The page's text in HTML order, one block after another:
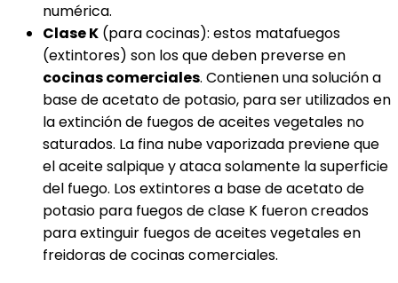
numérica.
Clase K (para cocinas): estos matafuegos
(extintores) son los que deben preverse en
cocinas comerciales. Contienen una solución a
base de acetato de potasio, para ser utilizados en
la extinción de fuegos de aceites vegetales no
saturados. La fina nube vaporizada previene que
el aceite salpique y ataca solamente la superficie
del fuego. Los extintores a base de acetato de
potasio para fuegos de clase K fueron creados
para extinguir fuegos de aceites vegetales en
freidoras de cocinas comerciales.